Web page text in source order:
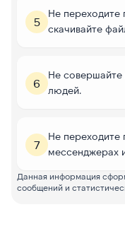
5
Не переходите
скачивайте
6
Не
людей.
7
Не переходите
мессенджерах
Данная информация
сообщений и